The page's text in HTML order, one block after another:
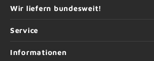
Wir liefern bundesweit!
Service
Informationen